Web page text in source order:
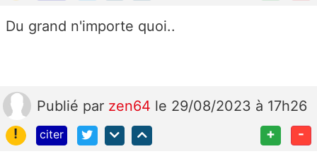
Du grand n'importe quoi..
Publié par zen64 le 29/08/2023 à 17h26
!
citer + -